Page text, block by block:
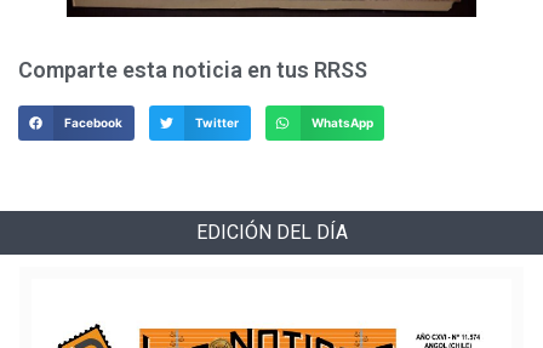
Comparte esta noticia en tus RRSS
Facebook Twitter WhatsApp
EDICIÓN DEL DÍA